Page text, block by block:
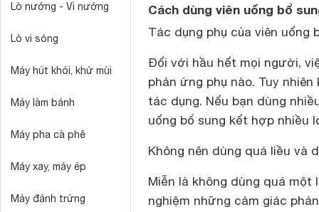
Lò nướng - Vỉ nướng
Lò vi sóng
Máy hút khói, khử mùi
Máy làm bánh
Máy pha cà phê
Máy xay, máy ép
Máy đánh trứng
Cách dùng viên uống bổ
Tác dụng phụ của viên uống
Đối với hầu hết mọi người,
phản ứng phụ nào. Tuy
tác dụng. Nếu bạn dùng
uống bổ sung kết hợp nhiều
Không nên dùng quá liều và
Miễn là không dùng quá
nghiệm những cảm giác